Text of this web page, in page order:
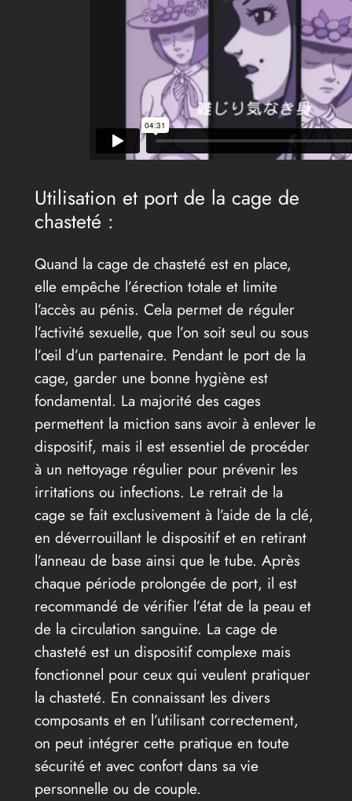
Utilisation et port de la cage de
chasteté :
Quand la cage de chasteté est en place,
elle empêche l’érection totale et limite
l’accès au pénis. Cela permet de réguler
l’activité sexuelle, que l’on soit seul ou sous
l’œil d’un partenaire. Pendant le port de la
cage, garder une bonne hygiène est
fondamental. La majorité des cages
permettent la miction sans avoir à enlever le
dispositif, mais il est essentiel de procéder
à un nettoyage régulier pour prévenir les
irritations ou infections. Le retrait de la
cage se fait exclusivement à l’aide de la clé,
en déverrouillant le dispositif et en retirant
l’anneau de base ainsi que le tube. Après
chaque période prolongée de port, il est
recommandé de vérifier l’état de la peau et
de la circulation sanguine. La cage de
chasteté est un dispositif complexe mais
fonctionnel pour ceux qui veulent pratiquer
la chasteté. En connaissant les divers
composants et en l’utilisant correctement,
on peut intégrer cette pratique en toute
sécurité et avec confort dans sa vie
personnelle ou de couple.